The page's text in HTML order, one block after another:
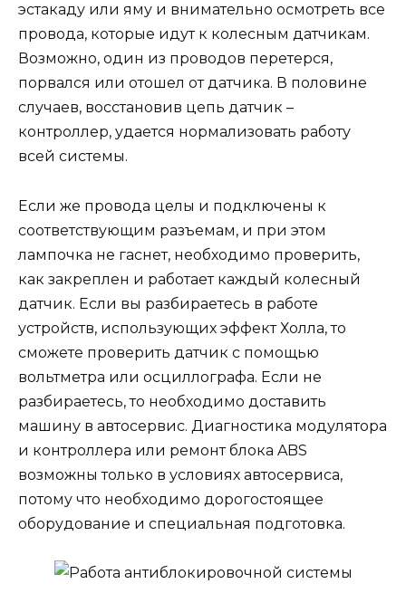
эстакаду или яму и внимательно осмотреть все
провода, которые идут к колесным датчикам.
Возможно, один из проводов перетерся,
порвался или отошел от датчика. В половине
случаев, восстановив цепь датчик –
контроллер, удается нормализовать работу
всей системы.
Если же провода целы и подключены к
соответствующим разъемам, и при этом
лампочка не гаснет, необходимо проверить,
как закреплен и работает каждый колесный
датчик. Если вы разбираетесь в работе
устройств, использующих эффект Холла, то
сможете проверить датчик с помощью
вольтметра или осциллографа. Если не
разбираетесь, то необходимо доставить
машину в автосервис. Диагностика модулятора
и контроллера или ремонт блока ABS
возможны только в условиях автосервиса,
потому что необходимо дорогостоящее
оборудование и специальная подготовка.